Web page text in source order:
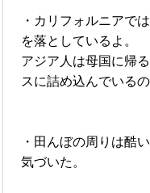
・カリフォルニアで
を落としているよ。
アジア人は母国に帰
スに詰め込んでいるの
・田んぼの周りは酷
気づいた。